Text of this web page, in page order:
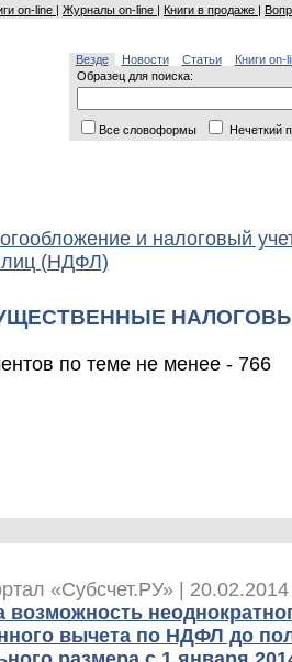
on-line | Журналы on-line | Книги в продаже |
Везде Новости Статьи
Книги on-
Образец для поиска:
Все словоформы Нечеткий
и налоговый
лиц (НДФЛ)
по теме не менее - 766
«Субсчет.РУ» |
возможность
вычета по НДФЛ до